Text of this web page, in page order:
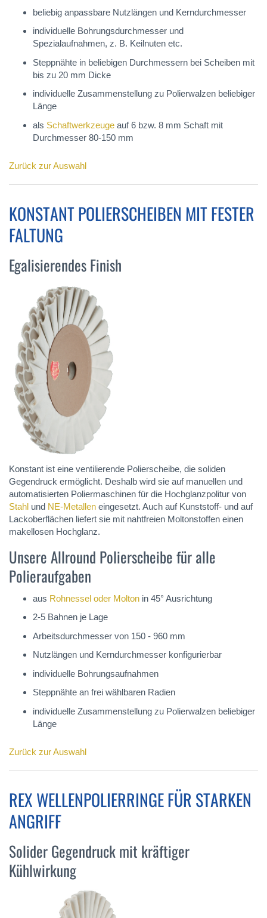
beliebig anpassbare Nutzlängen und Kerndurchmesser
individuelle Bohrungsdurchmesser und
Spezialaufnahmen, z. B. Keilnuten etc.
Steppnähte in beliebigen Durchmessern bei Scheiben mit
bis zu 20 mm Dicke
individuelle Zusammenstellung zu Polierwalzen beliebiger
Länge
als Schaftwerkzeuge auf 6 bzw. 8 mm Schaft mit
Durchmesser 80-150 mm
Zurück zur Auswahl
KONSTANT POLIERSCHEIBEN MIT FESTER
FALTUNG
Egalisierendes Finish
Konstant ist eine ventilierende Polierscheibe, die soliden
Gegendruck ermöglicht. Deshalb wird sie auf manuellen und
automatisierten Poliermaschinen für die Hochglanzpolitur von
Stahl und NE-Metallen eingesetzt. Auch auf Kunststoff- und auf
Lackoberflächen liefert sie mit nahtfreien Moltonstoffen einen
makellosen Hochglanz.
Unsere Allround Polierscheibe für alle
Polieraufgaben
aus Rohnessel oder Molton in 45° Ausrichtung
2-5 Bahnen je Lage
Arbeitsdurchmesser von 150 - 960 mm
Nutzlängen und Kerndurchmesser konfigurierbar
individuelle Bohrungsaufnahmen
Steppnähte an frei wählbaren Radien
individuelle Zusammenstellung zu Polierwalzen beliebiger
Länge
Zurück zur Auswahl
REX WELLENPOLIERRINGE FÜR STARKEN
ANGRIFF
Solider Gegendruck mit kräftiger
Kühlwirkung